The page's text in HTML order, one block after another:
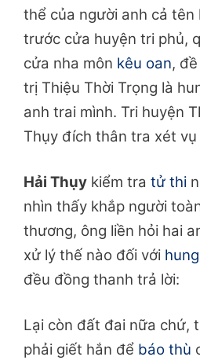
thể của người anh cả tên
trước cửa huyện tri phủ,
cửa nha môn kêu oan,
trị Thiệu Thời Trọng là
anh trai mình. Tri huyện
Thụy đích thân tra xét vụ
Hải Thụy kiểm tra tử thi
nhìn thấy khắp người
thương, ông liền hỏi hai
xử lý thế nào đối với
đều đồng thanh trả lời:
Lại còn đất đai nữa chứ,
phải giết hắn để báo thù